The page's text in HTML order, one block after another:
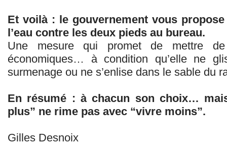
Et voilà : le gouvernement vous
l’eau contre les deux pieds au bureau.
Une mesure qui promet de mettre
économiques… à condition qu’elle ne
surmenage ou ne s’enlise dans le sable du
En résumé : à chacun son choix…
plus” ne rime pas avec “vivre moins”.
Gilles Desnoix